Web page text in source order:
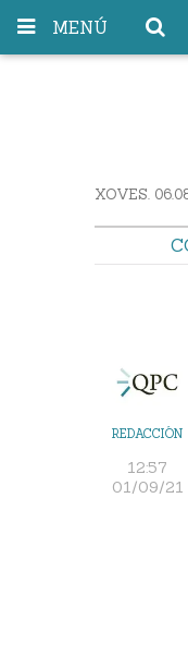
MENÚ
XOVES.
REDACCIÓN
12:57
01/09/21